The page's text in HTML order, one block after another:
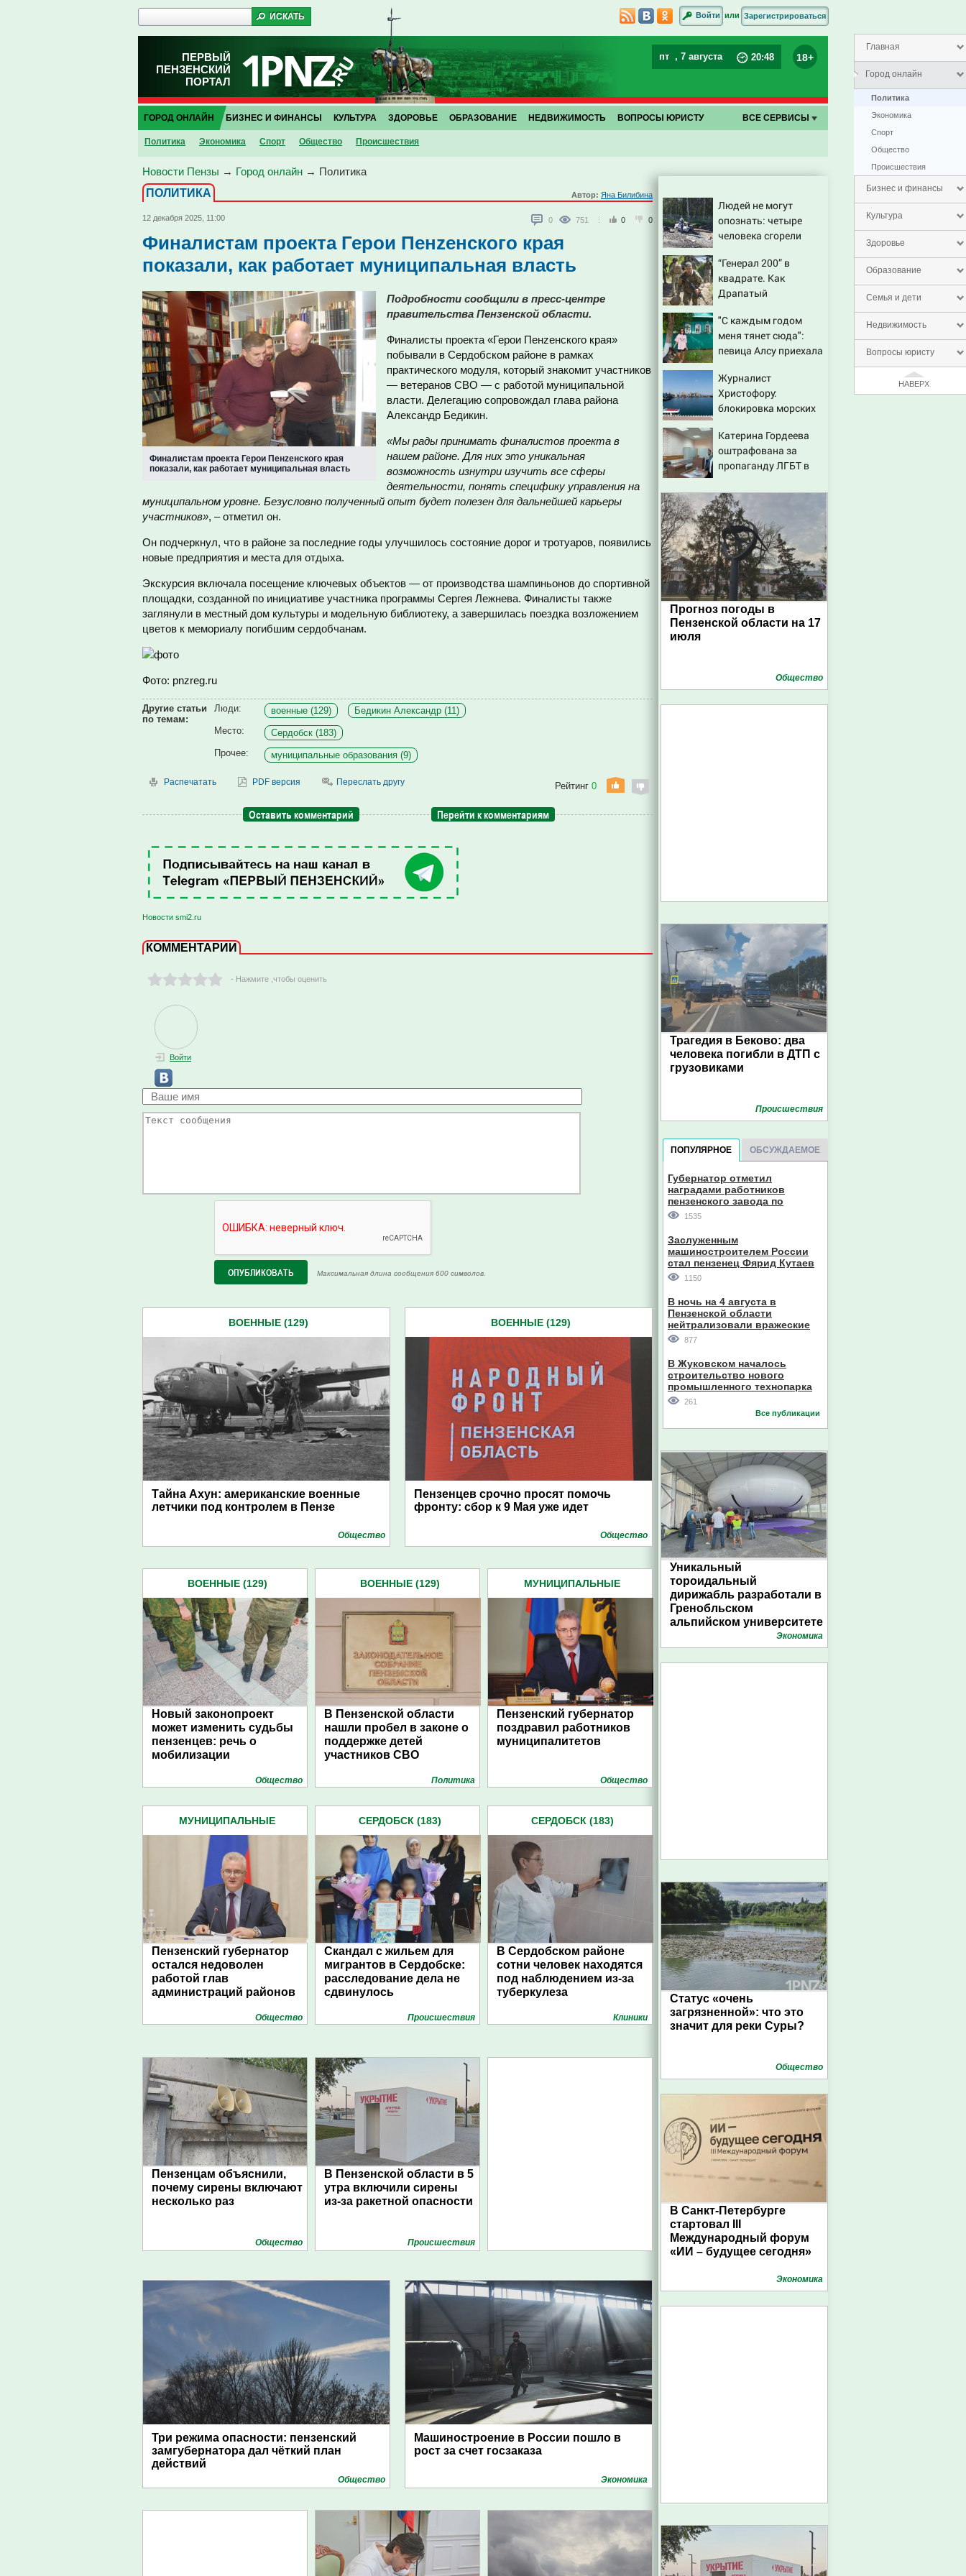
Главная
Город онлайн
Политика
Экономика
Спорт
Общество
Проиcшествия
Бизнес и финансы
Культура
Здоровье
Образование
Семья и дети
Недвижимость
Вопросы юристу
НАВЕРХ
Войти или Зарегистрироваться
ПЕРВЫЙ
ПЕНЗЕНСКИЙ
ПОРТАЛ
пт , 7 августа 20:48 18+
ГОРОД ОНЛАЙН
Политика Экономика Спорт Общество Проиcшествия
БИЗНЕС И ФИНАНСЫ КУЛЬТУРА ЗДОРОВЬЕ ОБРАЗОВАНИЕ НЕДВИЖИМОСТЬ ВОПРОСЫ ЮРИСТУ ВСЕ СЕРВИСЫ
Новости Пензы → Город онлайн → Политика
ПОЛИТИКА
Автор: Яна Билибина
12 декабря 2025, 11:00 0 751 0 0
Финалистам проекта Герои Пенzенского края
показали, как работает муниципальная власть
Финалистам проекта Герои Пенzенского края
показали, как работает муниципальная власть
Подробности сообщили в пресс-центре
правительства Пензенской области.
Финалисты проекта «Герои Пенzенского края»
побывали в Сердобском районе в рамках
практического модуля, который знакомит участников
— ветеранов СВО — с работой муниципальной
власти. Делегацию сопровождал глава района
Александр Бедикин.
«Мы рады принимать финалистов проекта в
нашем районе. Для них это уникальная
возможность изнутри изучить все сферы
деятельности, понять специфику управления на
муниципальном уровне. Безусловно полученный опыт будет полезен для дальнейшей карьеры
участников», – отметил он.
Он подчеркнул, что в районе за последние годы улучшилось состояние дорог и тротуаров, появились
новые предприятия и места для отдыха.
Экскурсия включала посещение ключевых объектов — от производства шампиньонов до спортивной
площадки, созданной по инициативе участника программы Сергея Лежнева. Финалисты также
заглянули в местный дом культуры и модельную библиотеку, а завершилась поездка возложением
цветов к мемориалу погибшим сердобчанам.
Фото: pnzreg.ru
Другие статьи
по темам:
Люди: военные (129)
Бедикин Александр (11)
Место:
Сердобск (183)
Прочее:
муниципальные образования (9)
Распечатать PDF версия Переслать другу Рейтинг 0
Оставить комментарий Перейти к комментариям
Новости smi2.ru
КОММЕНТАРИИ
- Нажмите ,чтобы оценить
Войти
Максимальная длина сообщения 600 символов.
ВОЕННЫЕ (129)
Тайна Ахун: американские военные
летчики под контролем в Пензе
Общество
ВОЕННЫЕ (129)
Пензенцев срочно просят помочь
фронту: сбор к 9 Мая уже идет
Общество
ВОЕННЫЕ (129)
Новый законопроект
может изменить судьбы
пензенцев: речь о
мобилизации
Общество
ВОЕННЫЕ (129)
В Пензенской области
нашли пробел в законе о
поддержке детей
участников СВО
Политика
МУНИЦИПАЛЬНЫЕ
Пензенский губернатор
поздравил работников
муниципалитетов
Общество
МУНИЦИПАЛЬНЫЕ
Пензенский губернатор
остался недоволен
работой глав
администраций районов
Общество
СЕРДОБСК (183)
Скандал с жильем для
мигрантов в Сердобске:
расследование дела не
сдвинулось
Проиcшествия
СЕРДОБСК (183)
В Сердобском районе
сотни человек находятся
под наблюдением из-за
туберкулеза
Клиники
Пензенцам объяснили,
почему сирены включают
несколько раз
Общество
В Пензенской области в 5
утра включили сирены
из-за ракетной опасности
Проиcшествия
Три режима опасности: пензенский
замгубернатора дал чёткий план
действий
Общество
Машиностроение в России пошло в
рост за счет госзаказа
Экономика
Людей не могут
опознать: четыре
человека сгорели
ДТП на трассе
07/08/2026 – Новости
“Генерал 200” в
квадрате. Как
Драпатый
"С каждым годом
меня тянет сюда":
певица Алсу приехала
где прошло ее детство
07/08/2026 – Новости
Журналист
Христофору:
блокировка морских
для Украины
Катерина Гордеева
оштрафована за
пропаганду ЛГБТ в
на Вести.ru
Прогноз погоды в
Пензенской области на 17
июля
Общество
Трагедия в Беково: два
человека погибли в ДТП с
грузовиками
Проиcшествия
ПОПУЛЯРНОЕ ОБСУЖДАЕМОЕ
Губернатор отметил
наградами работников
пензенского завода по
производству станков
1535
Заслуженным
машиностроителем России
стал пензенец Фярид Кутаев
1150
В ночь на 4 августа в
Пензенской области
нейтрализовали вражеские
дроны
877
В Жуковском началось
строительство нового
промышленного технопарка
261
Все публикации
Уникальный
тороидальный
дирижабль разработали в
Гренобльском
альпийском университете
Экономика
Статус «очень
загрязненной»: что это
значит для реки Суры?
Общество
В Санкт-Петербурге
стартовал III
Международный форум
«ИИ – будущее сегодня»
Экономика